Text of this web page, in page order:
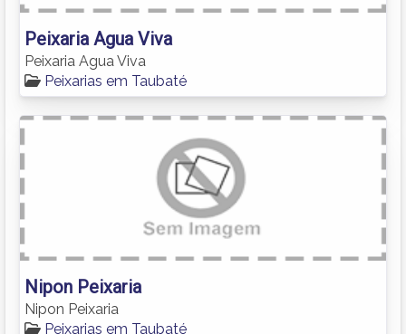
Peixaria Agua Viva
Peixaria Agua Viva
Peixarias em Taubaté
Nipon Peixaria
Nipon Peixaria
Peixarias em Taubaté